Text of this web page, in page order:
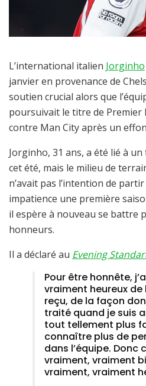
L’international italien Jorginho
janvier en provenance de
soutien crucial alors que
poursuivait le titre de Premier
contre Man City après un
Jorginho, 31 ans, a été lié à
cet été, mais le milieu de
n’avait pas l’intention de
impatience une première
il espère à nouveau se battre
honneurs.
Il a déclaré au Evening
Pour être honnête,
vraiment heureux de
reçu, de la façon
traité quand je suis
tout tellement plus
connaître plus de
dans l’équipe. Donc
vraiment, vraiment
vraiment, vraiment